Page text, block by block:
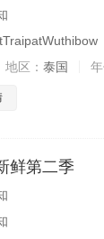
地区： 泰国 年
鲜第二季